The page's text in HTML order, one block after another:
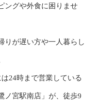
ングや外食に困りませ
りが遅い方や一人暮らし
24時まで営業している
ノ宮駅南店」が、徒歩9